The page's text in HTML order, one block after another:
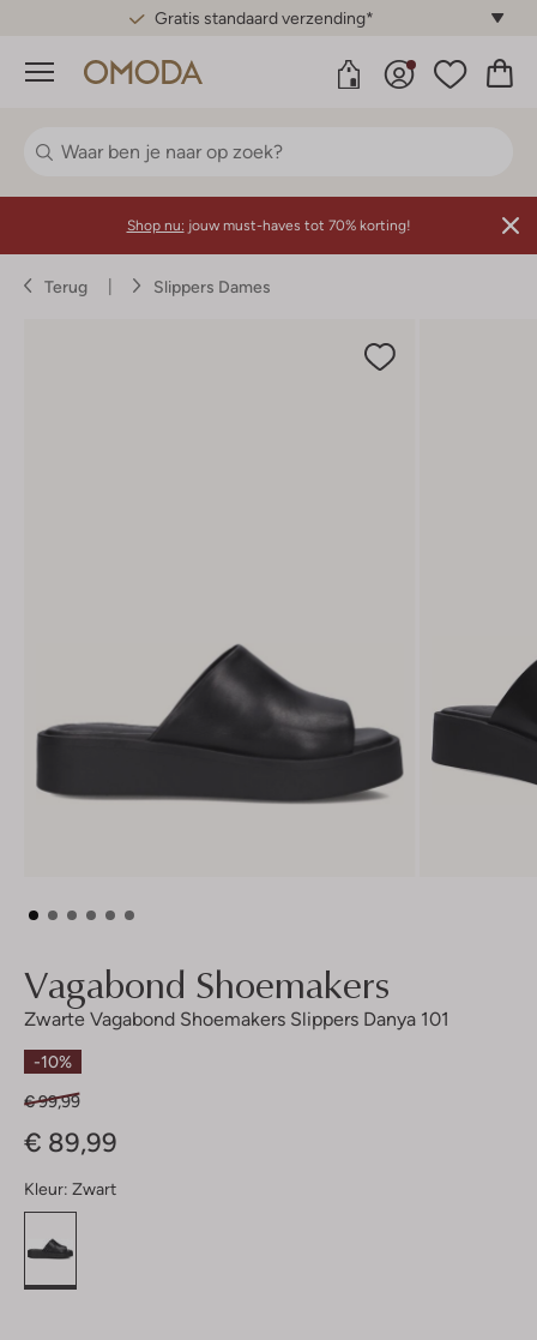
Gratis standaard verzending*
Menu
Shop nu: jouw must-haves tot 70% korting!
Terug Slippers Dames
Vagabond Shoemakers
Zwarte Vagabond Shoemakers Slippers Danya 101
-10%
€ 99,99
€ 89,99
Kleur: Zwart